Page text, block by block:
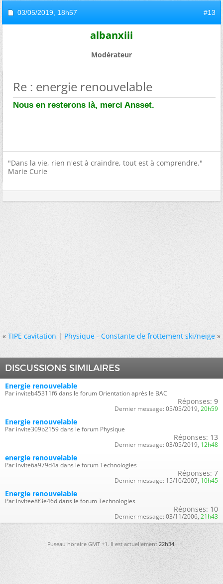
03/05/2019, 18h57 #13
albanxiii
Modérateur
Re : energie renouvelable
Nous en resterons là, merci Ansset.
"Dans la vie, rien n'est à craindre, tout est à comprendre."
Marie Curie
« TIPE cavitation|Physique - Constante de frottement ski/neige »
DISCUSSIONS SIMILAIRES
Energie renouvelable
Par inviteb45311f6 dans le forum Orientation après le BAC
Réponses: 9
Dernier message: 05/05/2019, 20h59
Energie renouvelable
Par invite309b2159 dans le forum Physique
Réponses: 13
Dernier message: 03/05/2019, 12h48
energie renouvelable
Par invite6a979d4a dans le forum Technologies
Réponses: 7
Dernier message: 15/10/2007, 10h45
Energie renouvelable
Par invitee8f3e46d dans le forum Technologies
Réponses: 10
Dernier message: 03/11/2006, 21h43
Fuseau horaire GMT +1. Il est actuellement22h34.